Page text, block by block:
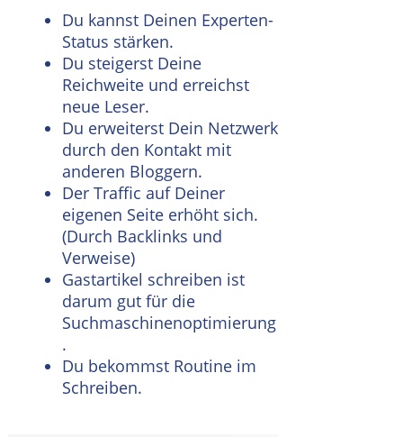
Du kannst Deinen Experten-
Status stärken.
Du steigerst Deine
Reichweite und erreichst
neue Leser.
Du erweiterst Dein Netzwerk
durch den Kontakt mit
anderen Bloggern.
Der Traffic auf Deiner
eigenen Seite erhöht sich.
(Durch Backlinks und
Verweise)
Gastartikel schreiben ist
darum gut für die
Suchmaschinenoptimierung
.
Du bekommst Routine im
Schreiben.